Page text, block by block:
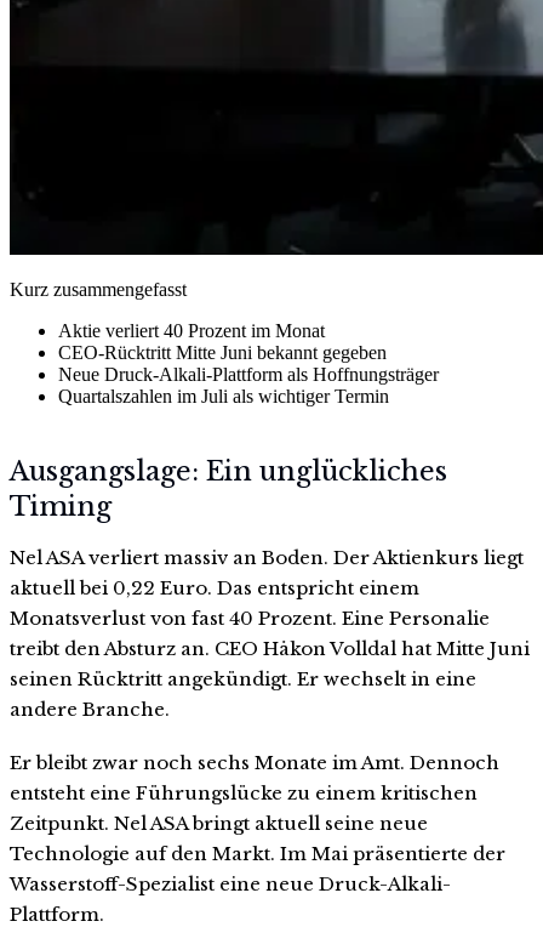
Kurz zusammengefasst
Aktie verliert 40 Prozent im Monat
CEO-Rücktritt Mitte Juni bekannt gegeben
Neue Druck-Alkali-Plattform als Hoffnungsträger
Quartalszahlen im Juli als wichtiger Termin
Ausgangslage: Ein unglückliches
Timing
Nel ASA verliert massiv an Boden. Der Aktienkurs liegt
aktuell bei 0,22 Euro. Das entspricht einem
Monatsverlust von fast 40 Prozent. Eine Personalie
treibt den Absturz an. CEO Håkon Volldal hat Mitte Juni
seinen Rücktritt angekündigt. Er wechselt in eine
andere Branche.
Er bleibt zwar noch sechs Monate im Amt. Dennoch
entsteht eine Führungslücke zu einem kritischen
Zeitpunkt. Nel ASA bringt aktuell seine neue
Technologie auf den Markt. Im Mai präsentierte der
Wasserstoff-Spezialist eine neue Druck-Alkali-
Plattform.